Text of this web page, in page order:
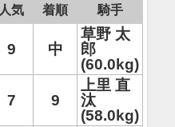
人気 着順 騎手
9 中
草野 太
郎
(60.0kg)
7 9
上里 直
汰
(58.0kg)